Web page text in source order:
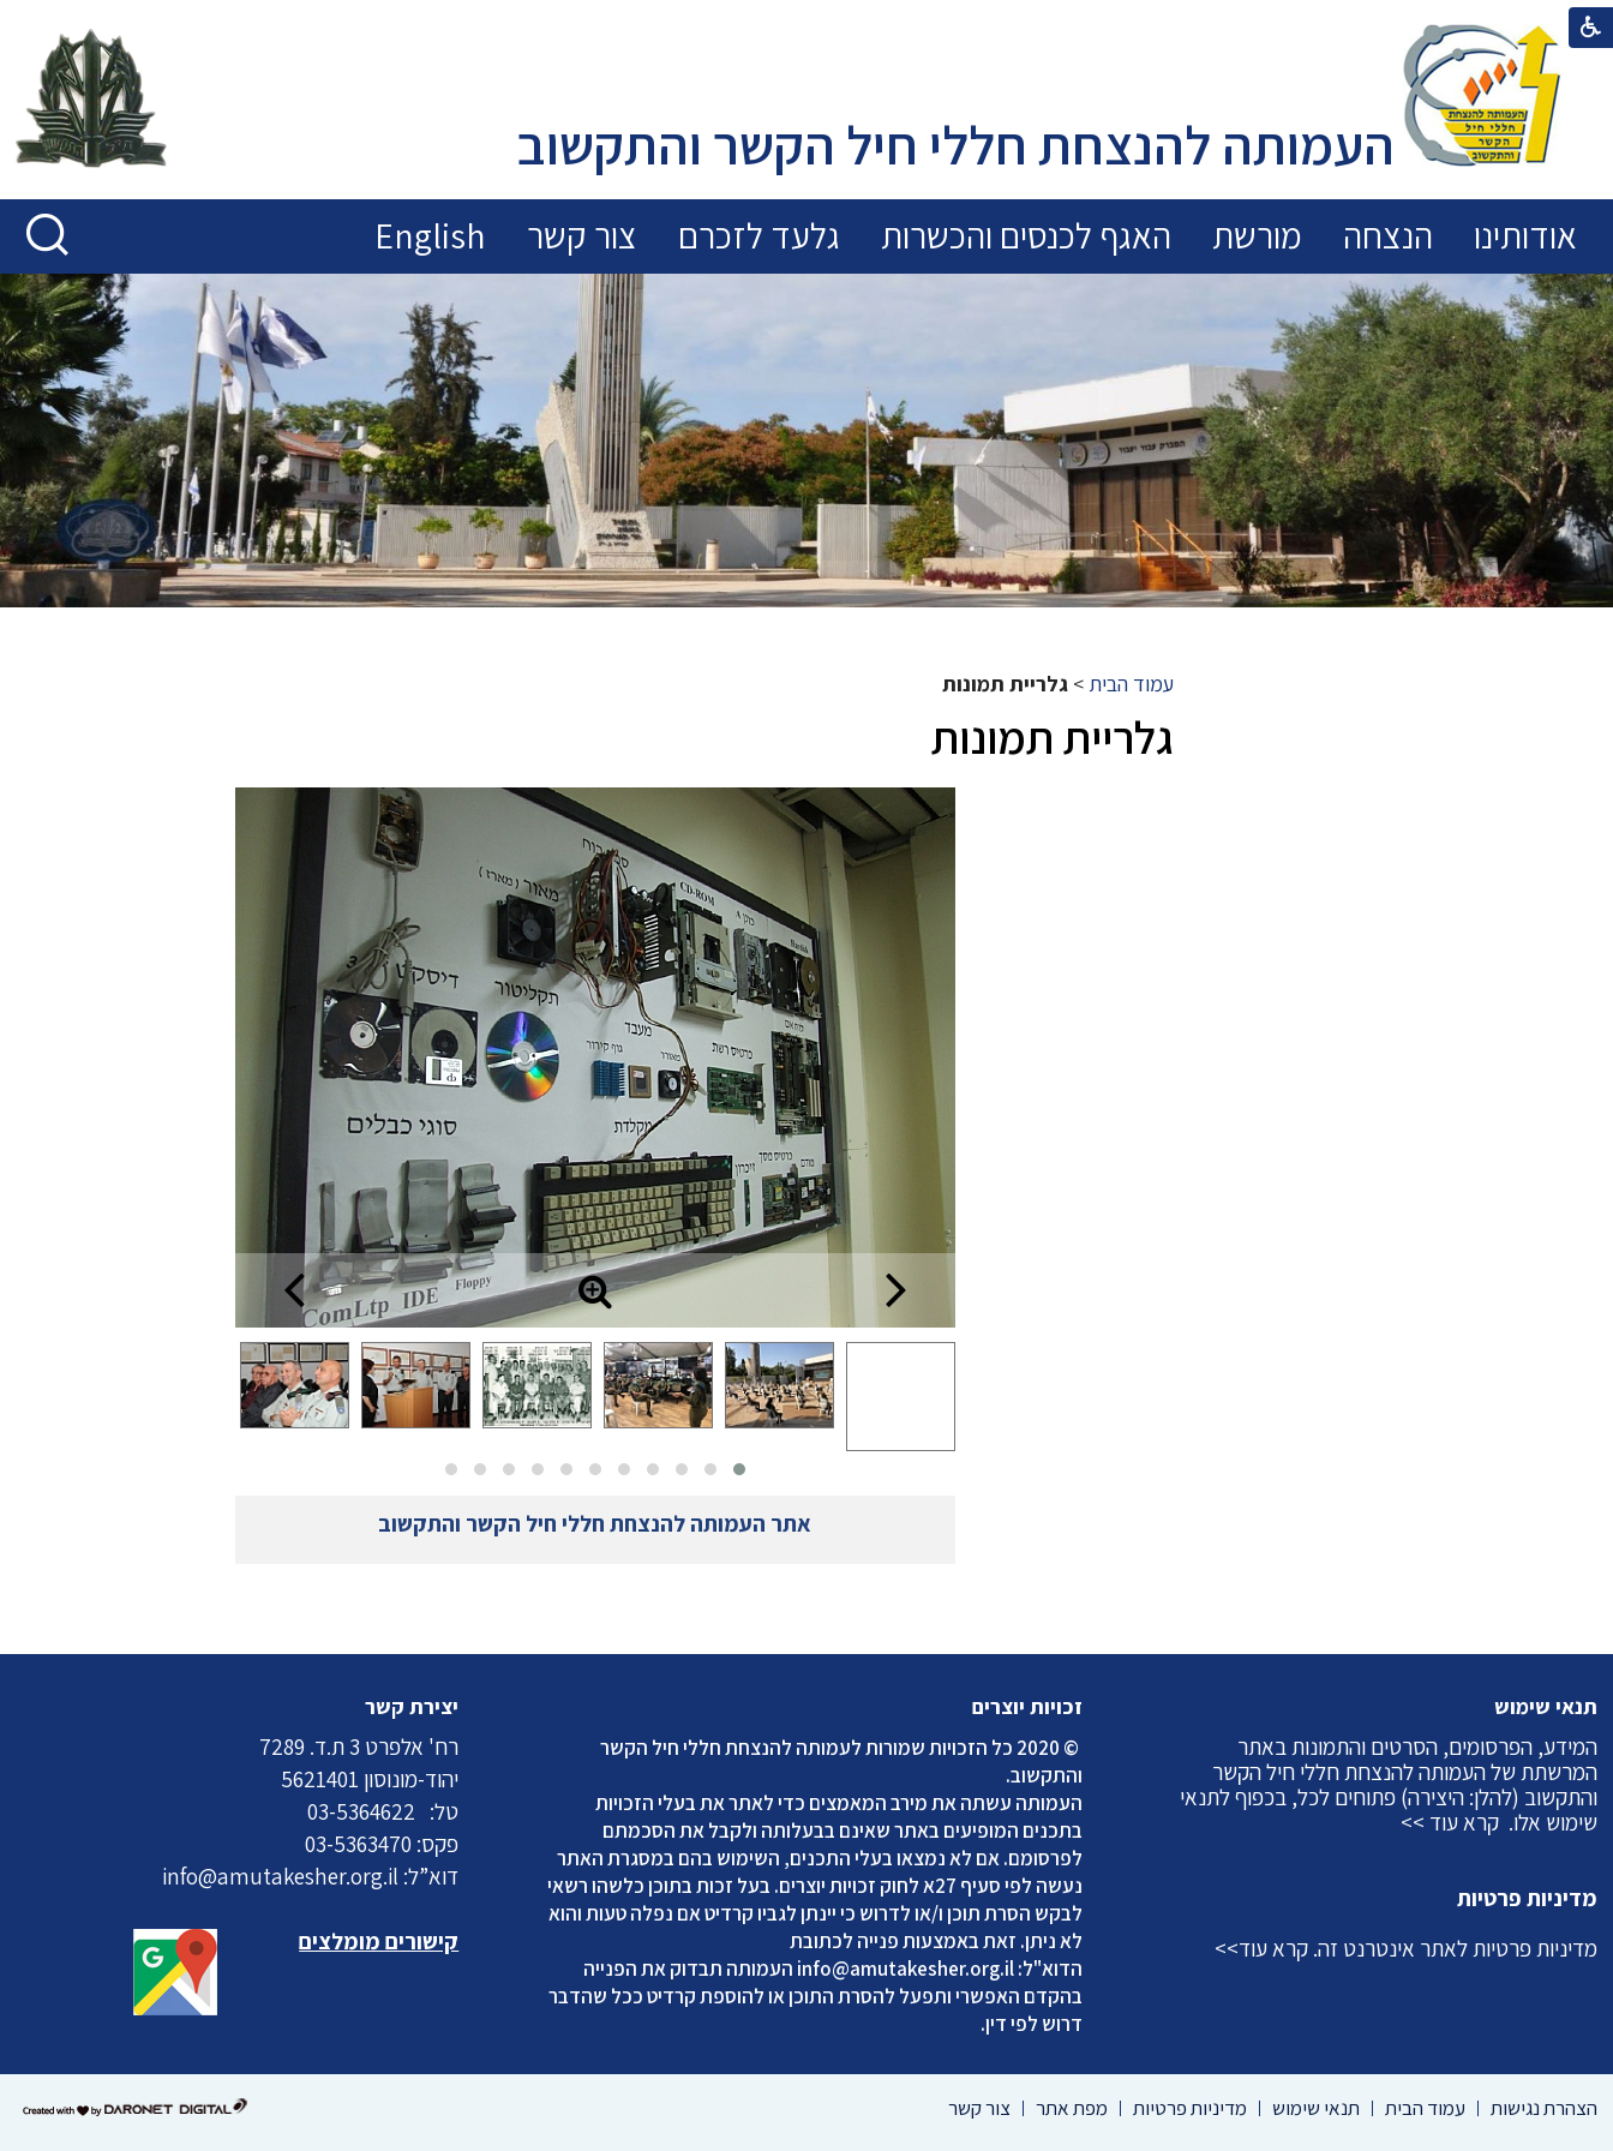
העמותה להנצחת חללי חיל הקשר והתקשוב
אודותינו הנצחה מורשת האגף לכנסים והכשרות גלעד לזכרם צור קשר English
עמוד הבית > גלריית תמונות
גלריית תמונות
אתר העמותה להנצחת חללי חיל הקשר והתקשוב
תנאי שימוש
המידע, הפרסומים, הסרטים והתמונות באתר
המרשתת של העמותה להנצחת חללי חיל הקשר
והתקשוב (להלן: היצירה) פתוחים לכל, בכפוף לתנאי
שימוש אלו.קרא עוד >>
מדיניות פרטיות
מדיניות פרטיות לאתר אינטרנט זה.קרא עוד>>
זכויות יוצרים
©
2020 כל הזכויות שמורות לעמותה להנצחת חללי חיל הקשר
והתקשוב.
העמותה עשתה את מירב המאמצים כדי לאתר את בעלי הזכויות
בתכנים המופיעים באתר שאינם בבעלותה ולקבל את הסכמתם
לפרסומם. אם לא נמצאו בעלי התכנים, השימוש בהם במסגרת האתר
נעשה לפי סעיף 27א לחוק זכויות יוצרים. בעל זכות בתוכן כלשהו רשאי
לבקש הסרת תוכן ו/או לדרוש כי יינתן לגביו קרדיט אם נפלה טעות והוא
לא ניתן. זאת באמצעות פנייה לכתובת
הדוא"ל:info@amutakesher.org.il העמותה תבדוק את הפנייה
בהקדם האפשרי ותפעל להסרת התוכן או להוספת קרדיט ככל שהדבר
דרוש לפי דין.
יצירת קשר
רח' אלפרט 3 ת.ד. 7289
יהוד-מונוסון 5621401
טל:
פקס: 03-5363470
דוא”ל: info@amutakesher.org.il
קישורים מומלצים
הצהרת נגישות עמוד הבית תנאי שימוש מדיניות פרטיות מפת אתר צור קשר